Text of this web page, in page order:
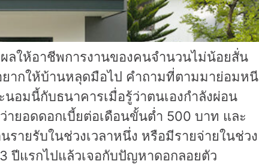
ลให้อาชีพการงานของคนจำนวนไม่น้อยสั่น
ากให้บ้านหลุดมือไป คำถามที่ตามมาย่อมหนี
อมนี้กับธนาคารเมื่อรู้ว่าตนเองกำลังผ่อน
ายอดดอกเบี้ยต่อเดือนขั้นต่ำ 500 บาท และ
ายรับในช่วงเวลาหนึ่ง หรือมีรายจ่ายในช่วง
ปีแรกไปแล้วเจอกับปัญหาดอกลอยตัว